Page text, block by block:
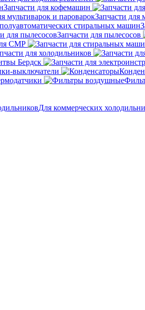
Запчасти для кофемашин
Запчасти для
Запчасти для пылесосов
СМР
для холодильников
Бердск
выключатели
Для коммерческих